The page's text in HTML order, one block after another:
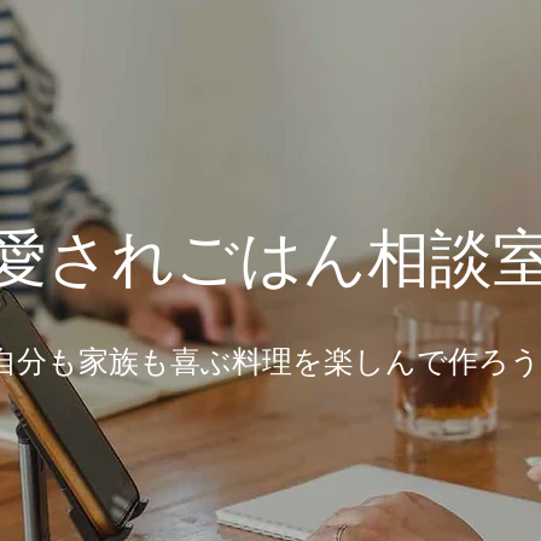
されごはん相談
分も家族も喜ぶ料理を楽しんで作ろ